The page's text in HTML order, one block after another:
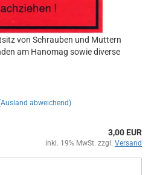
von Schrauben und Muttern
am Hanomag sowie diverse
abweichend)
3,00 EUR
inkl. 19% MwSt. zzgl. Versand